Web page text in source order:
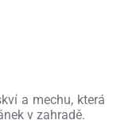
a mechu, která
v zahradě.